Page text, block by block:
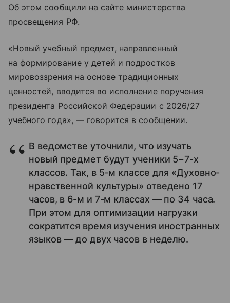
Об этом сообщили на сайте министерства
просвещения РФ.
«Новый учебный предмет, направленный
на формирование у детей и подростков
мировоззрения на основе традиционных
ценностей, вводится во исполнение поручения
президента Российской Федерации с 2026/27
учебного года», — говорится в сообщении.
В ведомстве уточнили, что изучать
новый предмет будут ученики 5−7-х
классов. Так, в 5-м классе для «Духовно-
нравственной культуры» отведено 17
часов, в 6-м и 7-м классах — по 34 часа.
При этом для оптимизации нагрузки
сократится время изучения иностранных
языков — до двух часов в неделю.